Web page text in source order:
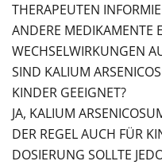
THERAPEUTEN
ANDERE MEDIKAMENTE
WECHSELWIRKUNGEN
SIND KALIUM
KINDER GEEIGNET?
JA, KALIUM
DER REGEL AUCH FÜR
DOSIERUNG SOLLTE